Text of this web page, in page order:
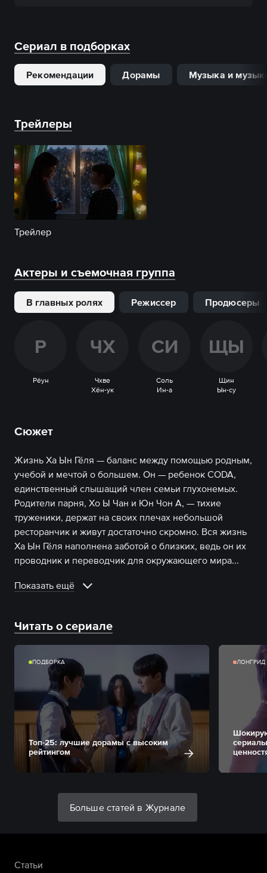
Сериал в подборках
Рекомендации Дорамы Музыка и
Трейлеры
Трейлер
Актеры и съемочная группа
В главных ролях Режиссер Продюсеры
Р
Рёун
ЧХ
Чхве
Хён-ук
СИ
Соль
Ин-а
ЩЫ
Щин
Ын-су
Сюжет
Жизнь Ха Ын Гёля — баланс между помощью родным,
учебой и мечтой о большем. Он — ребенок CODA,
единственный слышащий член семьи глухонемых.
Родители парня, Хо Ы Чан и Юн Чон А, — тихие
труженики, держат на своих плечах небольшой
ресторанчик и живут достаточно скромно. Вся жизнь
Ха Ын Гёля наполнена заботой о близких, ведь он их
проводник и переводчик для окружающего мира...
Показать ещё
Читать о сериале
ПОДБОРКА
Топ-25: лучшие дорамы с высоким
рейтингом
ЛОНГРИД
Больше статей в Журнале
Статьи